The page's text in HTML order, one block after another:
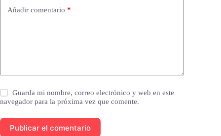
Añadir comentario *
Guarda mi nombre, correo electrónico y web en este
navegador para la próxima vez que comente.
Publicar el comentario